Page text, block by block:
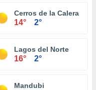
Cerros de la Calera
14° 2°
Lagos del Norte
16° 2°
Mandubi